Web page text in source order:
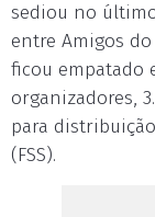
sediou no
entre Amigos
ficou empatado
organizadores,
para
(FSS).